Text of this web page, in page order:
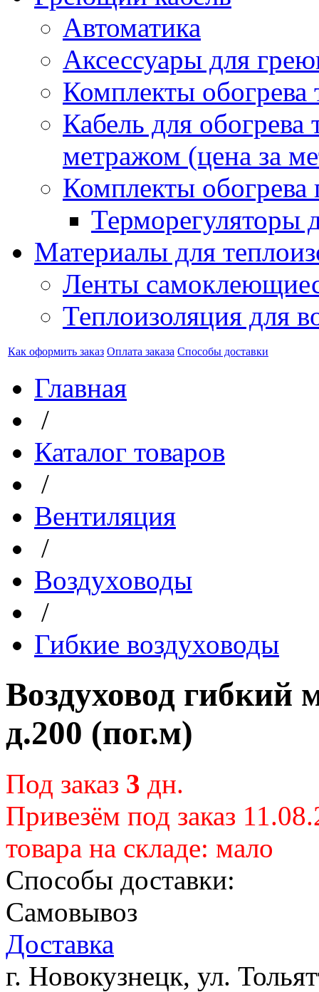
Автоматика
Аксессуары для
Комплекты обогрева
Кабель для обогрева
метражом (цена за
Комплекты обогрева
Терморегуляторы
Материалы для
Ленты
Теплоизоляция для
Как оформить заказ Оплата заказа Способы доставки
Главная
/
Каталог товаров
/
Вентиляция
/
Воздуховоды
/
Гибкие воздуховоды
Воздуховод гибкий
д.200 (пог.м)
Под заказ 3 дн.
Привезём под заказ
товара на складе: мало
Способы доставки:
Самовывоз
Доставка
г. Новокузнецк, ул.